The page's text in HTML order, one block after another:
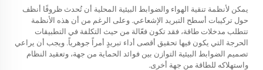
يمكن لأنظمة تنقية الهواء والضوابط البيئية المحلية أن تُحدث ظروفًا أنظف
حول تركيبات أسطح التبريد الإشعاعي. وعلى الرغم من أن هذه الأنظمة
تتطلب مدخلات طاقة، فقد تكون فعّالة من حيث التكلفة في التطبيقات
الحرجة التي يكون فيها تحقيق أقصى أداء تبريدٍ أمراً جوهرياً. ويجب أن يراعي
تصميم الضوابط البيئية التوازن بين فوائد الحماية من جهة، وتعقيد النظام
واستهلاكه للطاقة من جهة أخرى.